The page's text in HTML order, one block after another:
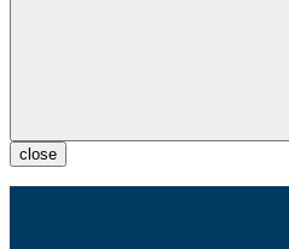
close